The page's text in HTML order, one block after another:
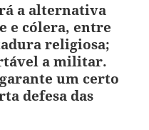
a alternativa
e cólera, entre
religiosa;
a militar.
um certo
defesa das